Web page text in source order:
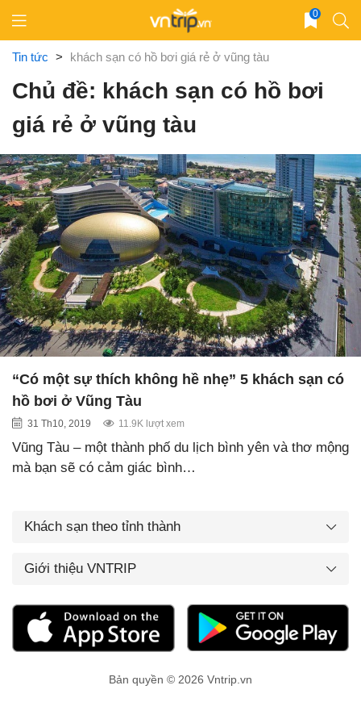
content
0
Tin tức > khách sạn có hồ bơi giá rẻ ở vũng tàu
Chủ đề: khách sạn có hồ bơi
giá rẻ ở vũng tàu
“Có một sự thích không hề nhẹ” 5 khách sạn có
hồ bơi ở Vũng Tàu
31 Th10, 2019 11.9K lượt xem
Vũng Tàu – một thành phố du lịch bình yên và thơ mộng
mà bạn sẽ có cảm giác bình…
Khách sạn theo tỉnh thành
Giới thiệu VNTRIP
Bản quyền © 2026 Vntrip.vn